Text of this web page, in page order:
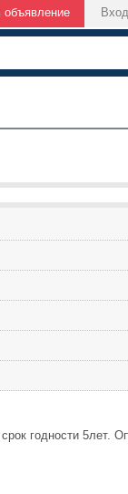
объявление Вход
годности 5лет.